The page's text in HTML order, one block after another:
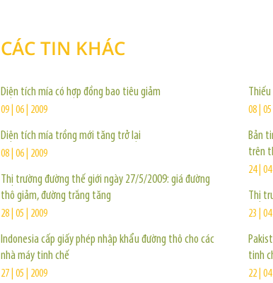
CÁC TIN KHÁC
Diện tích mía có hợp đồng bao tiêu giảm
09 | 06 | 2009
Diện tích mía trồng mới tăng trở lại
08 | 06 | 2009
Thị trường đường thế giới ngày 27/5/2009: giá đường
thô giảm, đường trắng tăng
28 | 05 | 2009
Indonesia cấp giấy phép nhập khẩu đường thô cho các
nhà máy tinh chế
27 | 05 | 2009
08 |
Bản
trên
24 |
Thị
23 |
tinh
22 |